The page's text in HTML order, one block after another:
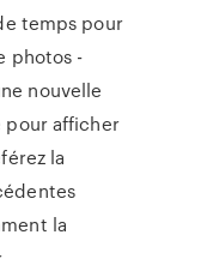
temps pour
photos -
nouvelle
pour afficher
la
la